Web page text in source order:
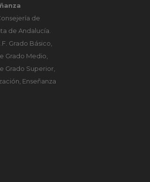
de
de Andalucía.
Grado Básico,
Grado Medio,
Grado Superior,
Enseñanza